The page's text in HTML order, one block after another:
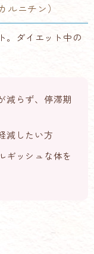
ニチン）
。ダイエット中の
減らず、停滞期
減したい方
ギッシュな体を